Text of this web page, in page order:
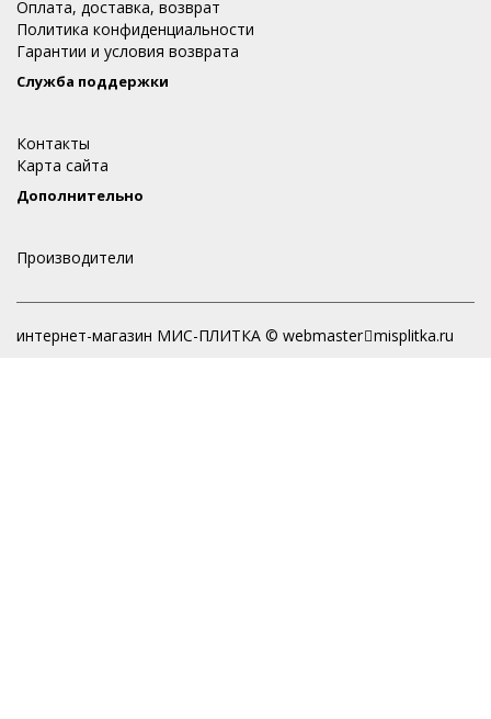
Оплата, доставка, возврат
Политика конфиденциальности
Гарантии и условия возврата
Служба поддержки
Контакты
Карта сайта
Дополнительно
Производители
интернет-магазин МИС-ПЛИТКА © webmaster misplitka.ru